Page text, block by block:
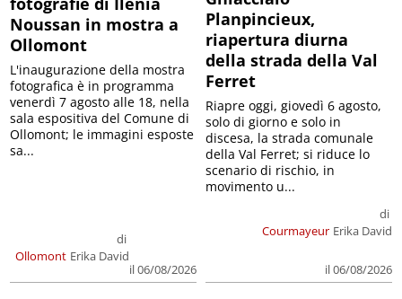
Noussan in mostra a
Ollomont
Ollomont
di
Erika David
il 06/08/2026
L'inaugurazione della mostra
fotografica è in programma
venerdì 7 agosto alle 18, nella
sala espositiva del Comune di
Ollomont; le immagini esposte
sa...
Planpincieux,
riapertura diurna
della strada della Val
Ferret
Courmayeur
di
Erika David
il 06/08/2026
Riapre oggi, giovedì 6 agosto,
solo di giorno e solo in
discesa, la strada comunale
della Val Ferret; si riduce lo
scenario di rischio, in
movimento u...